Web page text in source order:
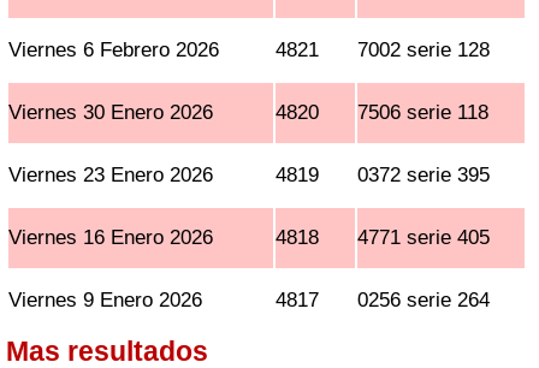
Viernes 6 Febrero 2026 4821 7002 serie 128
Viernes 30 Enero 2026 4820 7506 serie 118
Viernes 23 Enero 2026 4819 0372 serie 395
Viernes 16 Enero 2026 4818 4771 serie 405
Viernes 9 Enero 2026 4817 0256 serie 264
Mas resultados